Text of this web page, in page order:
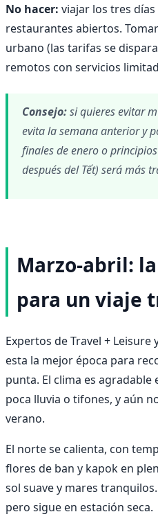
No hacer: viajar los tres
restaurantes abiertos.
urbano (las tarifas se
remotos con servicios
Consejo:si quieres evitar
evita la semana anterior y
finales de enero o
después del Tết) será más
Marzo-abril:
para un viaje
Expertos de Travel +
esta la mejor época para
punta. El clima es agradable
poca lluvia o tifones, y aún
verano.
El norte se calienta, con
flores de ban y kapok en
sol suave y mares
pero sigue en estación seca.